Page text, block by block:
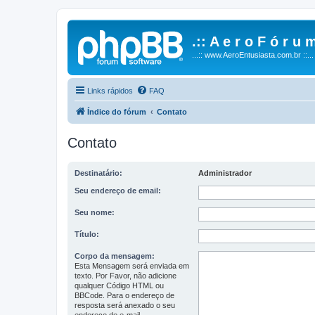
.:: A e r o F ó r u
...:: www.AeroEntusiasta.com.br ::...
Links rápidos FAQ
Índice do fórum Contato
Contato
Destinatário: Administrador
Seu endereço de email:
Seu nome:
Título:
Corpo da mensagem:
Esta Mensagem será enviada em
texto. Por Favor, não adicione
qualquer Código HTML ou
BBCode. Para o endereço de
resposta será anexado o seu